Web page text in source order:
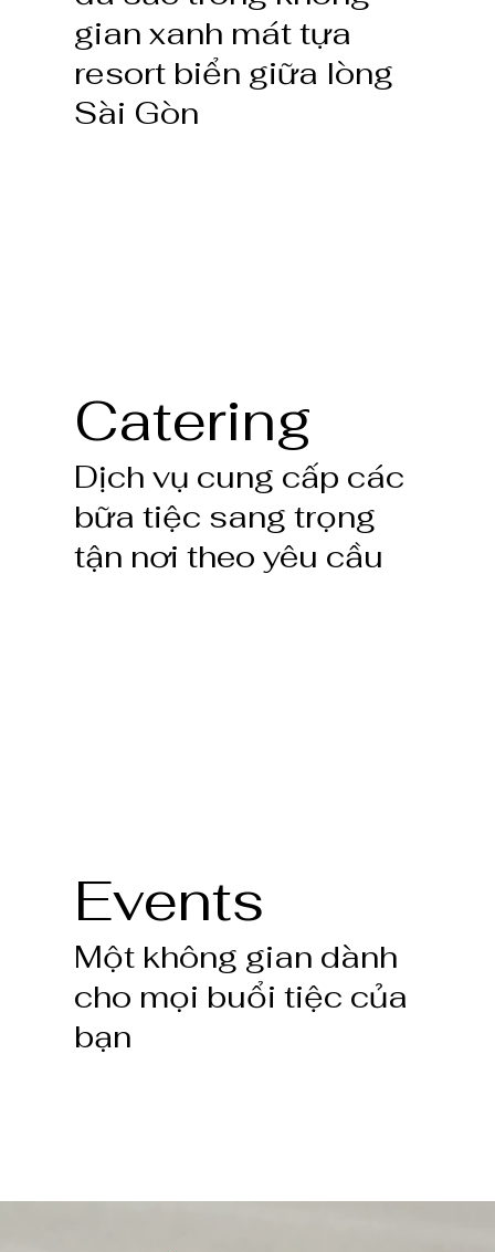
gian xanh mát tựa
resort biển giữa lòng
Sài Gòn
Catering
Dịch vụ cung cấp các
bữa tiệc sang trọng
tận nơi theo yêu cầu
Events
Một không gian dành
cho mọi buổi tiệc của
bạn